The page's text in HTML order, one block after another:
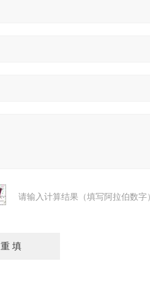
请输入计算结果（填写阿拉伯数字